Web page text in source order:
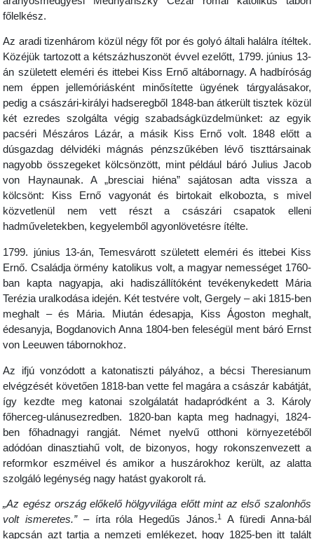
főlelkész.
Az aradi tizenhárom közül négy főt por és golyó általi halálra ítéltek.
Közéjük tartozott a kétszázhuszonöt évvel ezelőtt, 1799. június 13-
án született eleméri és ittebei Kiss Ernő altábornagy. A hadbíróság
nem éppen jellemóriásként minősítette ügyének tárgyalásakor,
pedig a császári-királyi hadseregből 1848-ban átkerült tisztek közül
két ezredes szolgálta végig szabadságküzdelmünket: az egyik
pacséri Mészáros Lázár, a másik Kiss Ernő volt. 1848 előtt a
dúsgazdag délvidéki mágnás pénzszűkében lévő tiszttársainak
nagyobb összegeket kölcsönzött, mint például báró Julius Jacob
von Haynaunak. A „bresciai hiéna” sajátosan adta vissza a
kölcsönt: Kiss Ernő vagyonát és birtokait elkobozta, s mivel
közvetlenül nem vett részt a császári csapatok elleni
hadműveletekben, kegyelemből agyonlövetésre ítélte.
1799. június 13-án, Temesvárott született eleméri és ittebei Kiss
Ernő. Családja örmény katolikus volt, a magyar nemességet 1760-
ban kapta nagyapja, aki hadiszállítóként tevékenykedett Mária
Terézia uralkodása idején. Két testvére volt, Gergely – aki 1815-ben
meghalt – és Mária. Miután édesapja, Kiss Ágoston meghalt,
édesanyja, Bogdanovich Anna 1804-ben feleségül ment báró Ernst
von Leeuwen tábornokhoz.
Az ifjú vonzódott a katonatiszti pályához, a bécsi Theresianum
elvégzését követően 1818-ban vette fel magára a császár kabátját,
így kezdte meg katonai szolgálatát hadapródként a 3. Károly
főherceg-ulánusezredben. 1820-ban kapta meg hadnagyi, 1824-
ben főhadnagyi rangját. Német nyelvű otthoni környezetéből
adódóan dinasztiahű volt, de bizonyos, hogy rokonszenvezett a
reformkor eszméivel és amikor a huszárokhoz került, az alatta
szolgáló legénység nagy hatást gyakorolt rá.
„Az egész ország előkelő hölgyvilága előtt mint az első szalonhős
volt ismeretes.”– írta róla Hegedűs János.1
A füredi Anna-bál
kapcsán azt tartja a nemzeti emlékezet, hogy 1825-ben itt talált